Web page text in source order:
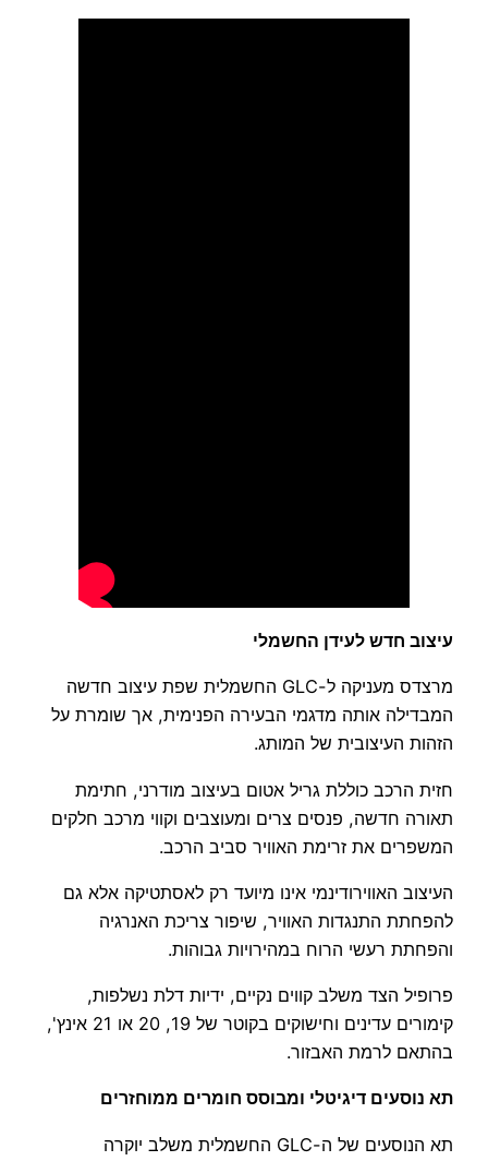
עיצוב חדש לעידן החשמלי
מרצדס מעניקה ל-GLC החשמלית שפת עיצוב חדשה
המבדילה אותה מדגמי הבעירה הפנימית, אך שומרת על
הזהות העיצובית של המותג.
חזית הרכב כוללת גריל אטום בעיצוב מודרני, חתימת
תאורה חדשה, פנסים צרים ומעוצבים וקווי מרכב חלקים
המשפרים את זרימת האוויר סביב הרכב.
העיצוב האווירודינמי אינו מיועד רק לאסתטיקה אלא גם
להפחתת התנגדות האוויר, שיפור צריכת האנרגיה
והפחתת רעשי הרוח במהירויות גבוהות.
פרופיל הצד משלב קווים נקיים, ידיות דלת נשלפות,
קימורים עדינים וחישוקים בקוטר של 19, 20 או 21 אינץ',
בהתאם לרמת האבזור.
תא נוסעים דיגיטלי ומבוסס חומרים ממוחזרים
תא הנוסעים של ה-GLC החשמלית משלב יוקרה